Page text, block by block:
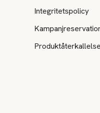
Integritetspolicy
Produktåterkallelse